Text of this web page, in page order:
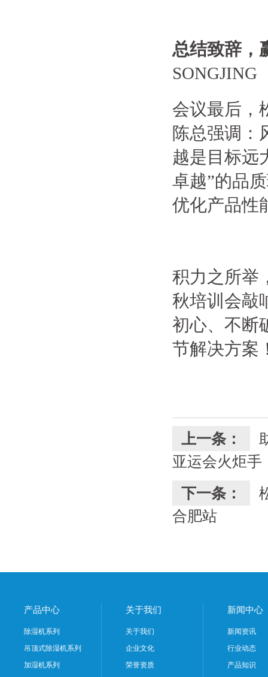
总结致辞，
SONGJING
会议最后，
陈总强调：
越是目标远
卓越”的品
优化产品性
积力之所举
秋培训会敲
初心、不断
节解决方案
上一条：
亚运会火炬手
下一条：
合肥站
产品中心
除湿机系列
吊顶式除湿机系列
加湿机系列
关于我们
关于我们
企业文化
荣誉资质
新闻中心
新闻资讯
行业动态
产品知识